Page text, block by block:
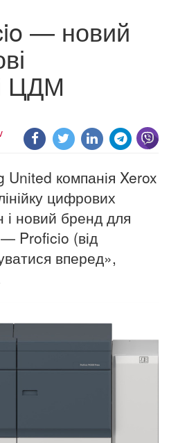
— новий
ЦДМ
United компанія Xerox
цифрових
новий бренд для
Proficio (від
вперед»,